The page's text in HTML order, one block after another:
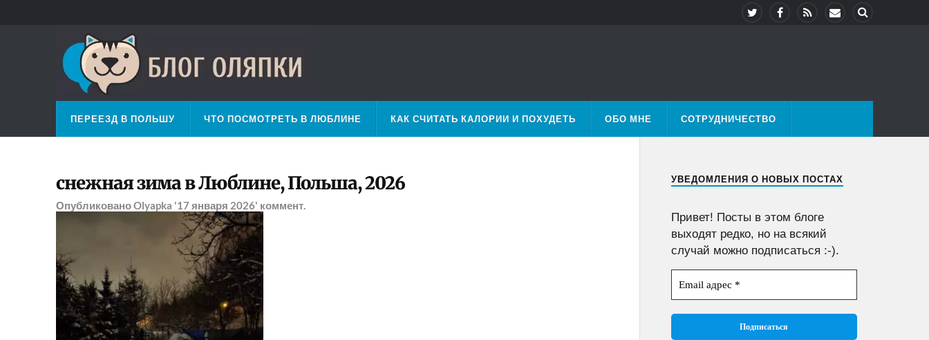
ПЕРЕЕЗД В ПОЛЬШУ ЧТО ПОСМОТРЕТЬ В ЛЮБЛИНЕ КАК СЧИТАТЬ КАЛОРИИ И ПОХУДЕТЬ ОБО МНЕ СОТРУДНИЧЕСТВО
снежная зима в Люблине, Польша, 2026
ОпубликованоOlyapka '17 января 2026' коммент.
УВЕДОМЛЕНИЯ О НОВЫХ ПОСТАХ
Привет! Посты в этом блоге
выходят редко, но на всякий
случай можно подписаться :-).